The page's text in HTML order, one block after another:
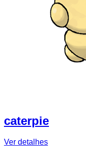
caterpie
Ver detalhes